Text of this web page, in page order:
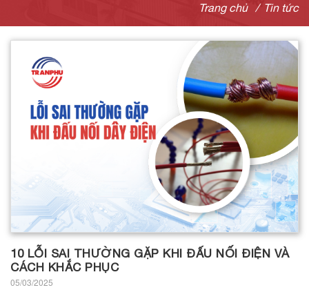
Trang chủ / Tin tức
10 LỖI SAI THƯỜNG GẶP KHI ĐẤU NỐI ĐIỆN VÀ
CÁCH KHẮC PHỤC
05/03/2025